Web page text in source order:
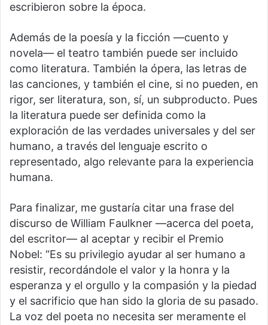
escribieron sobre la época.
Además de la poesía y la ficción —cuento y
novela— el teatro también puede ser incluido
como literatura. También la ópera, las letras de
las canciones, y también el cine, si no pueden, en
rigor, ser literatura, son, sí, un subproducto. Pues
la literatura puede ser definida como la
exploración de las verdades universales y del ser
humano, a través del lenguaje escrito o
representado, algo relevante para la experiencia
humana.
Para finalizar, me gustaría citar una frase del
discurso de William Faulkner —acerca del poeta,
del escritor— al aceptar y recibir el Premio
Nobel: “Es su privilegio ayudar al ser humano a
resistir, recordándole el valor y la honra y la
esperanza y el orgullo y la compasión y la piedad
y el sacrificio que han sido la gloria de su pasado.
La voz del poeta no necesita ser meramente el